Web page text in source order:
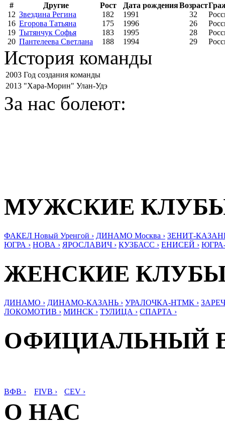
#
Другие Рост Дата рожденияВозраст
12 Звездина Регина 182 1991 32
16 Егорова Татьяна 175 1996 26
19 Тытянчук Софья 183 1995 28
20 Пантелеева Светлана 188 1994 29
История команды
2003 Год создания команды
2013 "Хара-Морин" Улан-Удэ
За нас болеют:
МУЖСКИЕ
ФАКЕЛ Новый Уренгой › ДИНАМО Москва › ЗЕНИТ-
ЮГРА › НОВА › ЯРОСЛАВИЧ › КУЗБАСС › ЕНИСЕЙ ›
ЖЕНСКИЕ
ДИНАМО › ДИНАМО-КАЗАНЬ › УРАЛОЧКА-НТМК ›
ЛОКОМОТИВ › МИНСК › ТУЛИЦА › СПАРТА ›
ОФИЦИАЛЬНЫЙ
ВФВ › FIVB › CEV ›
О НАС